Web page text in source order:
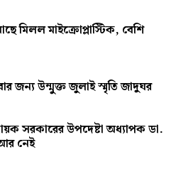
মিলল মাইক্রোপ্লাস্টিক, বেশি
জন্য উন্মুক্ত জুলাই স্মৃতি জাদুঘর
সরকারের উপদেষ্টা অধ্যাপক ডা.
নেই